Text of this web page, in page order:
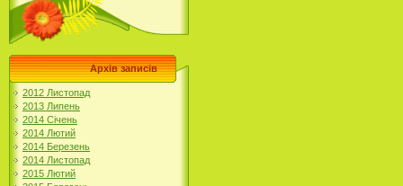
Архів записів
2012 Листопад
2013 Липень
2014 Січень
2014 Лютий
2014 Березень
2014 Листопад
2015 Лютий